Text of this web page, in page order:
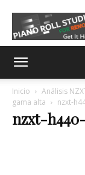
Inicio
Análisis
gama alta
nzxt-
nzxt-